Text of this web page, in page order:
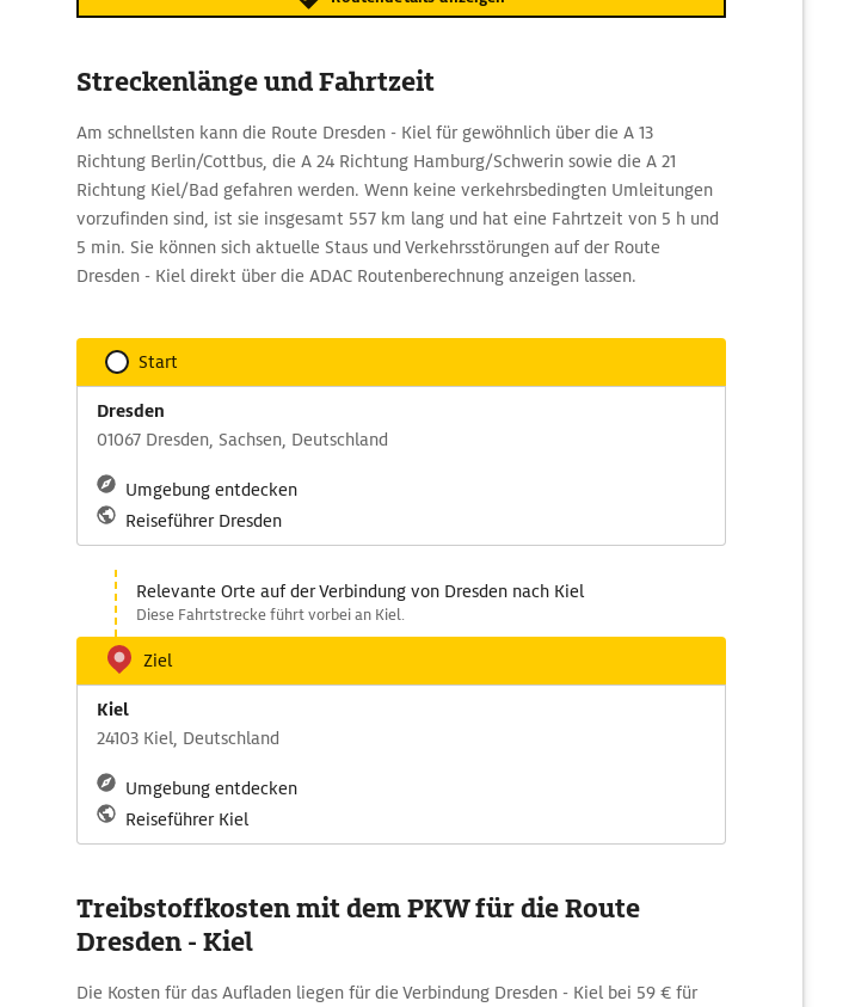
Streckenlänge und Fahrtzeit
Am schnellsten kann die Route Dresden - Kiel für gewöhnlich über die A 13
Richtung Berlin/Cottbus, die A 24 Richtung Hamburg/Schwerin sowie die A 21
Richtung Kiel/Bad gefahren werden. Wenn keine verkehrsbedingten Umleitungen
vorzufinden sind, ist sie insgesamt 557 km lang und hat eine Fahrtzeit von 5 h und
5 min. Sie können sich aktuelle Staus und Verkehrsstörungen auf der Route
Dresden - Kiel direkt über die ADAC Routenberechnung anzeigen lassen.
Start
Dresden
01067 Dresden, Sachsen, Deutschland
Umgebung entdecken
Reiseführer Dresden
Relevante Orte auf der Verbindung von Dresden nach Kiel
Diese Fahrtstrecke führt vorbei an Kiel.
Ziel
Kiel
24103 Kiel, Deutschland
Umgebung entdecken
Reiseführer Kiel
Treibstoffkosten mit dem PKW für die Route
Dresden - Kiel
Die Kosten für das Aufladen liegen für die Verbindung Dresden - Kiel bei 59 € für